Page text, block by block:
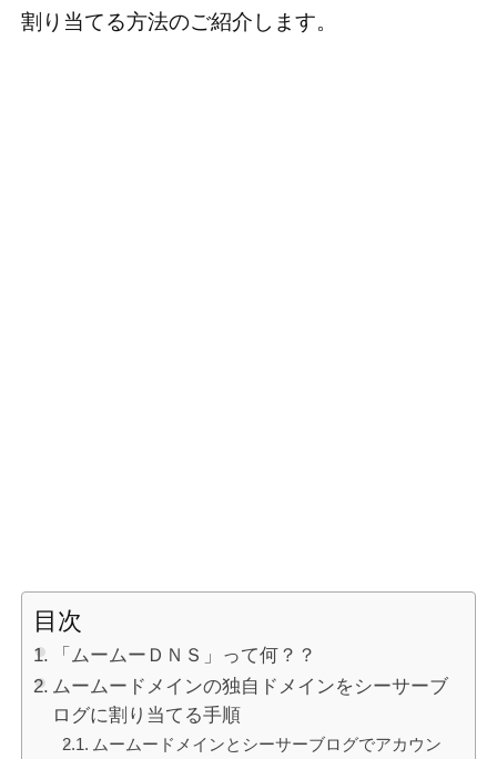
割り当てる方法のご紹介します。
目次
「ムームーＤＮＳ」って何？？
ムームードメインの独自ドメインをシーサーブ
ログに割り当てる手順
ムームードメインとシーサーブログでアカウン